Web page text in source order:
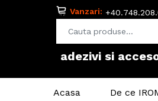
Vanzari:
adezivi si
Acasa De ce